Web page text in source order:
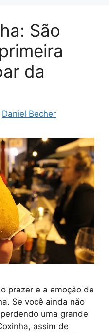
São
da
Daniel Becher
prazer e a emoção de
Se você ainda não
uma grande
assim de